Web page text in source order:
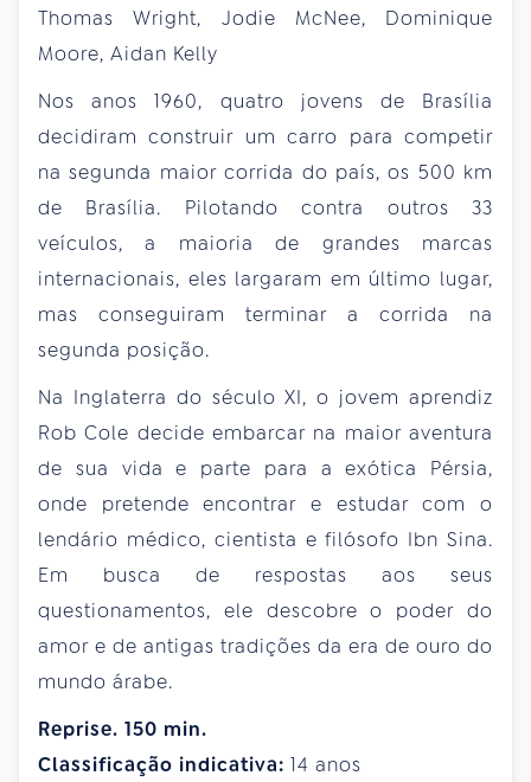
Thomas Wright, Jodie McNee, Dominique
Moore, Aidan Kelly
Nos anos 1960, quatro jovens de Brasília
decidiram construir um carro para competir
na segunda maior corrida do país, os 500 km
de Brasília. Pilotando contra outros 33
veículos, a maioria de grandes marcas
internacionais, eles largaram em último lugar,
mas conseguiram terminar a corrida na
segunda posição.
Na Inglaterra do século XI, o jovem aprendiz
Rob Cole decide embarcar na maior aventura
de sua vida e parte para a exótica Pérsia,
onde pretende encontrar e estudar com o
lendário médico, cientista e filósofo Ibn Sina.
Em busca de respostas aos seus
questionamentos, ele descobre o poder do
amor e de antigas tradições da era de ouro do
mundo árabe.
Reprise. 150 min.
Classificação indicativa: 14 anos